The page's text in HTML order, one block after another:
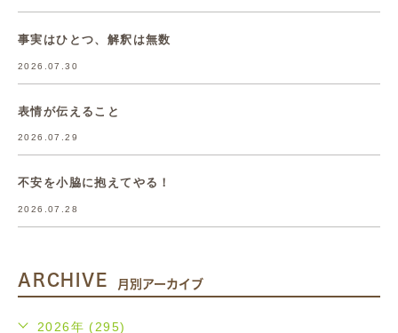
事実はひとつ、解釈は無数
2026.07.30
表情が伝えること
2026.07.29
不安を小脇に抱えてやる！
2026.07.28
ARCHIVE 月別アーカイブ
2026年 (295)